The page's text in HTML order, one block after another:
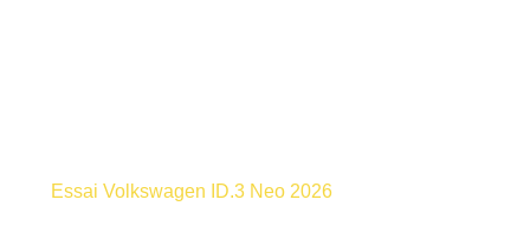
Essai Volkswagen ID.3 Neo 2026